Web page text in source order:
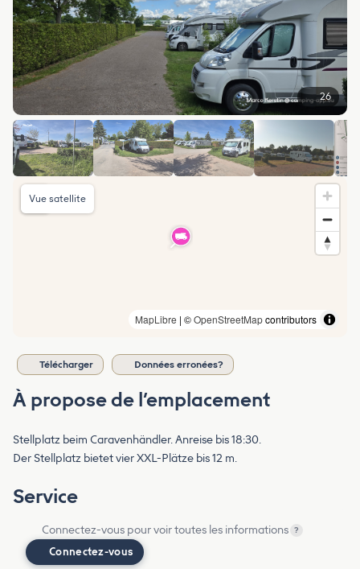
26
MapLibre | ©OpenStreetMapcontributors
Vue satellite
Télécharger Données erronées?
À propose de l’emplacement
Stellplatz beim Caravenhändler. Anreise bis 18:30.
Der Stellplatz bietet vier XXL-Plätze bis 12 m.
Service
Connectez-vous pour voir toutes les informations ?
Connectez-vous